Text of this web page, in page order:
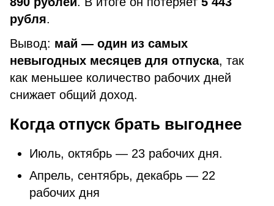
рубля.
Вывод: май — один из самых
невыгодных месяцев для отпуска, так
как меньшее количество рабочих дней
снижает общий доход.
Когда отпуск брать выгоднее
Июль, октябрь — 23 рабочих дня.
Апрель, сентябрь, декабрь — 22
рабочих дня